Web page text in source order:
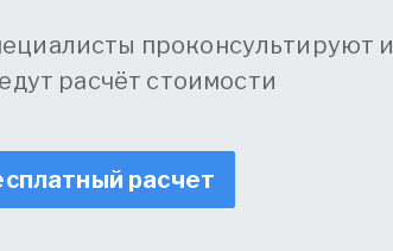
проконсультируют и
расчёт стоимости
расчет